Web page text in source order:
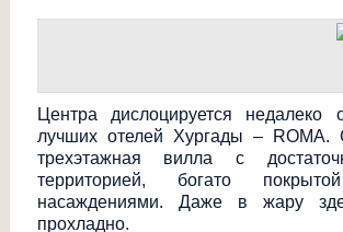
Центра дислоцируется недалеко
лучших отелей Хургады –
трехэтажная вилла с
территорией, богато
насаждениями. Даже в жару
прохладно.